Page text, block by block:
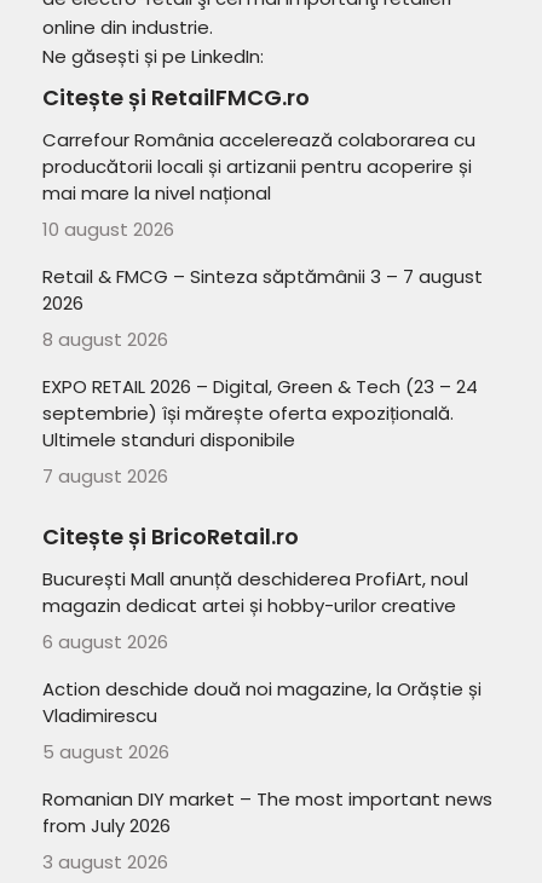
online din industrie.
Ne găsești și pe LinkedIn:
Citește și RetailFMCG.ro
Carrefour România accelerează colaborarea cu
producătorii locali și artizanii pentru acoperire și
mai mare la nivel național
10 august 2026
Retail & FMCG – Sinteza săptămânii 3 – 7 august
2026
8 august 2026
EXPO RETAIL 2026 – Digital, Green & Tech (23 – 24
septembrie) își mărește oferta expozițională.
Ultimele standuri disponibile
7 august 2026
Citește și BricoRetail.ro
București Mall anunță deschiderea ProfiArt, noul
magazin dedicat artei și hobby-urilor creative
6 august 2026
Action deschide două noi magazine, la Orăștie și
Vladimirescu
5 august 2026
Romanian DIY market – The most important news
from July 2026
3 august 2026